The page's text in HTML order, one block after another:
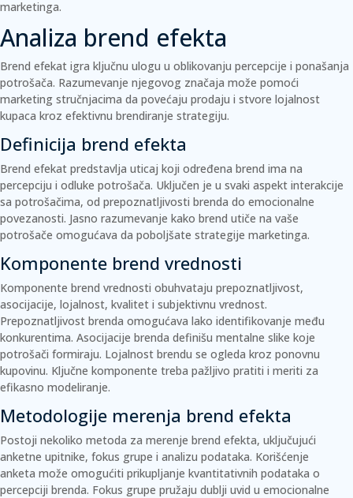
marketinga.
Analiza brend efekta
Brend efekat igra ključnu ulogu u oblikovanju percepcije i ponašanja
potrošača. Razumevanje njegovog značaja može pomoći
marketing stručnjacima da povećaju prodaju i stvore lojalnost
kupaca kroz efektivnu brendiranje strategiju.
Definicija brend efekta
Brend efekat predstavlja uticaj koji određena brend ima na
percepciju i odluke potrošača. Uključen je u svaki aspekt interakcije
sa potrošačima, od prepoznatljivosti brenda do emocionalne
povezanosti. Jasno razumevanje kako brend utiče na vaše
potrošače omogućava da poboljšate strategije marketinga.
Komponente brend vrednosti
Komponente brend vrednosti obuhvataju prepoznatljivost,
asocijacije, lojalnost, kvalitet i subjektivnu vrednost.
Prepoznatljivost brenda omogućava lako identifikovanje među
konkurentima. Asocijacije brenda definišu mentalne slike koje
potrošači formiraju. Lojalnost brendu se ogleda kroz ponovnu
kupovinu. Ključne komponente treba pažljivo pratiti i meriti za
efikasno modeliranje.
Metodologije merenja brend efekta
Postoji nekoliko metoda za merenje brend efekta, uključujući
anketne upitnike, fokus grupe i analizu podataka. Korišćenje
anketa može omogućiti prikupljanje kvantitativnih podataka o
percepciji brenda. Fokus grupe pružaju dublji uvid u emocionalne